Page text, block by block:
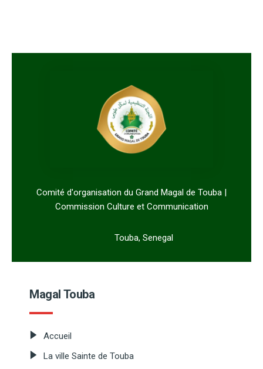
Comité d'organisation du Grand Magal de Touba |
Commission Culture et Communication
Touba, Senegal
Magal Touba
Accueil
La ville Sainte de Touba